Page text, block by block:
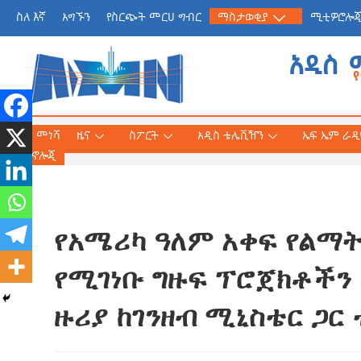
ስለ እኛ አግኙን የስርጭት መርሀ ግብር ማስታወቂያ ሚቲዎሮሎጂ
አዲስ
መነሻ ዜና ስፖርት አዲስ ቴሌቪዥን
የጠቅላይ ሚኒስትር
«መደመር» መጽሐፍ
ለንባብ ይበቃል
AmnAdmin July
ኤፍ ኤም
ቴክኖሎጂ
የአሜሪካ ዓለም አቀፍ
የሚገነቡ ግዙፍ
ዙሪያ ከገንዘብ ሚኒስቴር ጋር